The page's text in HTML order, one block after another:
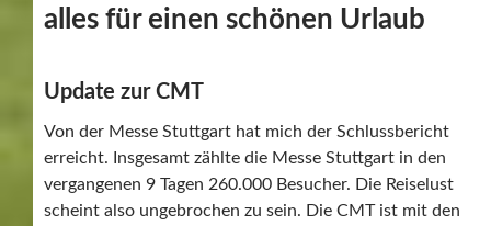
alles für einen schönen Urlaub
Update zur CMT
Von der Messe Stuttgart hat mich der Schlussbericht
erreicht. Insgesamt zählte die Messe Stuttgart in den
vergangenen 9 Tagen 260.000 Besucher. Die Reiselust
scheint also ungebrochen zu sein. Die CMT ist mit den